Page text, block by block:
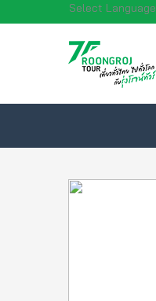
Select Language